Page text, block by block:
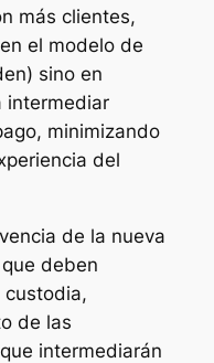
más clientes,
el modelo de
sino en
intermediar
minimizando
del
de la nueva
deben
custodia,
de las
intermediarán